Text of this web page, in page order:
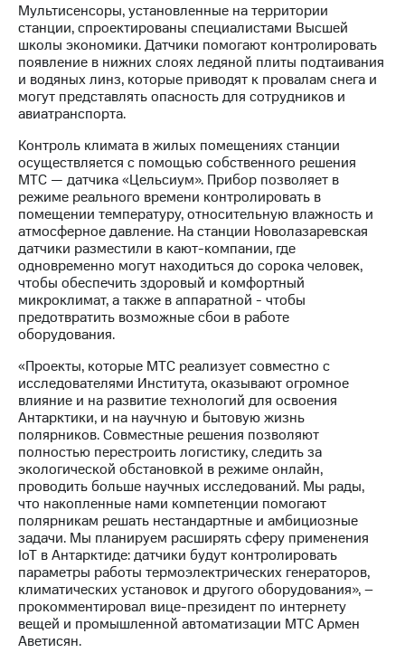
Контроль
и
аудит
Рынок
акций
Описание
Программа
приобретения
Порядок
выкупа
акций
Дивиденды
Рынок
облигаций
Описание
Еврооблигации-2023
Уведомление
о
погашении
именных
облигаций
Другое
Регистратор
Реквизиты
Контакты
развитие
деловая этика
На главную
Мультисенсоры, установленные на территории
станции, спроектированы специалистами Высшей
школы экономики. Датчики помогают контролировать
появление в нижних слоях ледяной плиты подтаивания
и водяных линз, которые приводят к провалам снега и
могут представлять опасность для сотрудников и
авиатранспорта.
Контроль климата в жилых помещениях станции
осуществляется с помощью собственного решения
МТС — датчика «Цельсиум». Прибор позволяет в
режиме реального времени контролировать в
помещении температуру, относительную влажность и
атмосферное давление. На станции Новолазаревская
датчики разместили в кают-компании, где
одновременно могут находиться до сорока человек,
чтобы обеспечить здоровый и комфортный
микроклимат, а также в аппаратной - чтобы
предотвратить возможные сбои в работе
оборудования.
«Проекты, которые МТС реализует совместно с
исследователями Института, оказывают огромное
влияние и на развитие технологий для освоения
Антарктики, и на научную и бытовую жизнь
полярников. Совместные решения позволяют
полностью перестроить логистику, следить за
экологической обстановкой в режиме онлайн,
проводить больше научных исследований. Мы рады,
что накопленные нами компетенции помогают
полярникам решать нестандартные и амбициозные
задачи. Мы планируем расширять сферу применения
IoT в Антарктиде: датчики будут контролировать
параметры работы термоэлектрических генераторов,
климатических установок и другого оборудования», –
прокомментировал вице-президент по интернету
вещей и промышленной автоматизации МТС Армен
Аветисян.